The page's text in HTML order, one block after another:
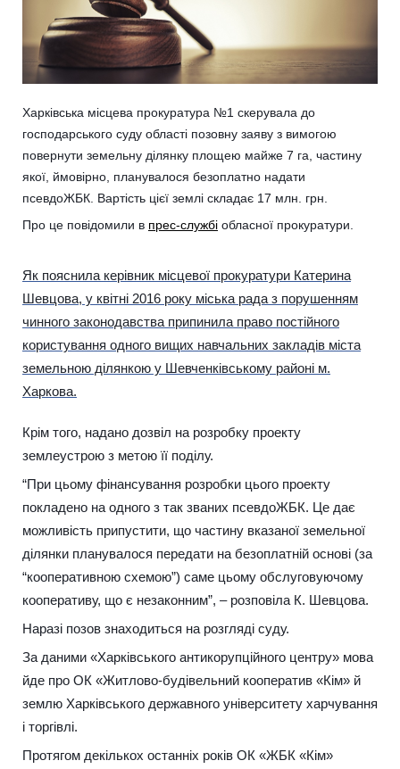
Харківська місцева прокуратура №1 скерувала до
господарського суду області позовну заяву з вимогою
повернути земельну ділянку площею майже 7 га, частину
якої, ймовірно, планувалося безоплатно надати
псевдоЖБК. Вартість цієї землі складає 17 млн. грн.
Про це повідомили в прес-службі обласної прокуратури.
Як пояснила керівник місцевої прокуратури Катерина
Шевцова, у квітні 2016 року міська рада з порушенням
чинного законодавства припинила право постійного
користування одного вищих навчальних закладів міста
земельною ділянкою у Шевченківському районі м.
Харкова.
Крім того, надано дозвіл на розробку проекту
землеустрою з метою її поділу.
“При цьому фінансування розробки цього проекту
покладено на одного з так званих псевдоЖБК. Це дає
можливість припустити, що частину вказаної земельної
ділянки планувалося передати на безоплатній основі (за
“кооперативною схемою”) саме цьому обслуговуючому
кооперативу, що є незаконним”, – розповіла К. Шевцова.
Наразі позов знаходиться на розгляді суду.
За даними «Харківського антикорупційного центру» мова
йде про ОК «Житлово-будівельний кооператив «Кім» й
землю Харківського державного університету харчування
і торгівлі.
Протягом декількох останніх років ОК «ЖБК «Кім»